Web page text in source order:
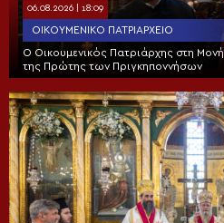
06.08.2026 | 18:09
ΟΙΚΟΥΜΕΝΙΚΌ ΠΑΤΡΙΑΡΧΕΊΟ
Ο Οικουμενικός Πατριάρχης στη
της Πρώτης των Πριγκηποννήσων